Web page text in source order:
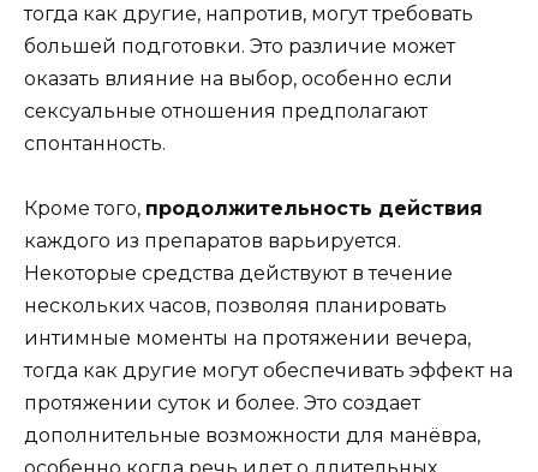
тогда как другие, напротив, могут требовать
большей подготовки. Это различие может
оказать влияние на выбор, особенно если
сексуальные отношения предполагают
спонтанность.
Кроме того, продолжительность действия
каждого из препаратов варьируется.
Некоторые средства действуют в течение
нескольких часов, позволяя планировать
интимные моменты на протяжении вечера,
тогда как другие могут обеспечивать эффект на
протяжении суток и более. Это создает
дополнительные возможности для манёвра,